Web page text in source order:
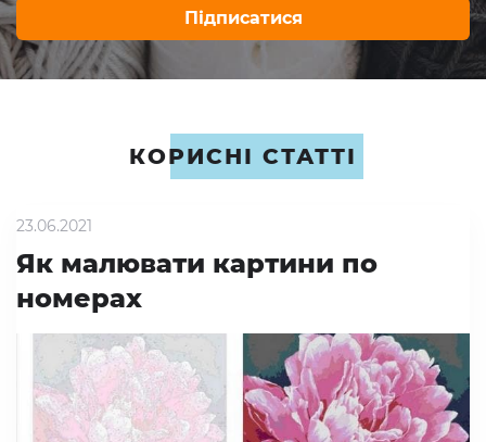
Підписатися
КОРИСНІ СТАТТІ
23.06.2021
Як малювати картини по
номерах